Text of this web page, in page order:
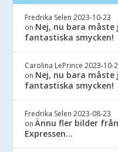
Fredrika Selen 2023-10-23
on Nej, nu bara
fantastiska smycken!
Carolina LePrince 2023-10-
on Nej, nu bara
fantastiska smycken!
Fredrika Selen 2023-08-23
onÄnnu fler bilder
Expressen…